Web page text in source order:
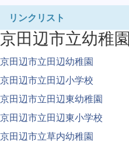
リンクリスト
京田辺市立幼稚園
京田辺市立田辺幼稚園
京田辺市立田辺小学校
京田辺市立田辺東幼稚園
京田辺市立田辺東小学校
京田辺市立草内幼稚園